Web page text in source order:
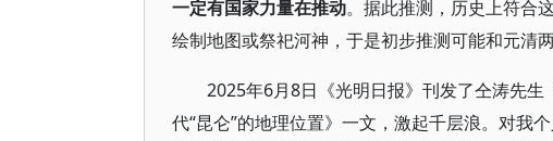
一定有国家力量在推动。据此推测，历史上符合
绘制地图或祭祀河神，于是初步推测可能和元清
2025年6月8日《光明日报》刊发了仝涛先
代“昆仑”的地理位置》一文，激起千层浪。对我